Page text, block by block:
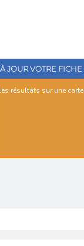
JOUR VOTRE FICHE
résultats sur une carte